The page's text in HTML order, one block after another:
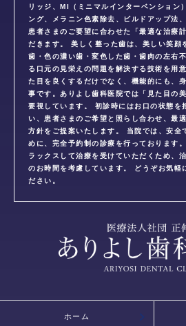
リッジ、MI（ミニマルインターベンション
ング、メラニン色素除去、ビルドアップ法
患者さまのご要望に合わせた「最適な治療
だきます。 美しく整った歯は、美しい笑顔
歯・色の濃い歯・変色した歯・歯肉の左右
る口元の見栄えの問題を解決する技術を用
た目を良くするだけでなく、機能的にも、
事です。ありよし歯科医院では「見た目の
要視しています。 初診時にはお口の状態を
い、患者さまのご希望と照らし合わせ、最
方針をご提案いたします。 当院では、安全
めに、完全予約制の診療を行っております
ラックスして治療を受けていただくため、
のお時間を考慮しています。 どうぞお気軽
ださい。
ホーム